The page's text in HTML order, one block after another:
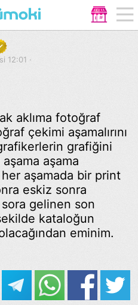
12:01 ·
aklıma fotoğraf
çekimi aşamalırını
grafiğini
aşama
aşamada bir print
eskiz sonra
sora gelinen son
kataloğun
eminim.